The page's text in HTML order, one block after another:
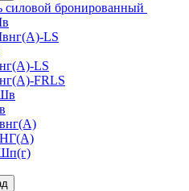
силовой бронированный
LS
LS
FRLS